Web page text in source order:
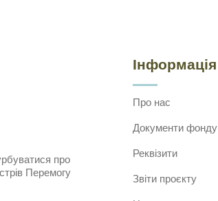
про
Перемогу
Інформація
Про нас
Документи фонду
Реквізити
Звіти проєкту